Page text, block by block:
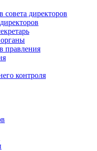
совета директоров
правления
контроля